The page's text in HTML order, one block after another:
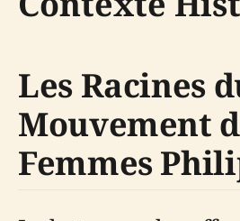
Les Racines
Mouvement
Femmes